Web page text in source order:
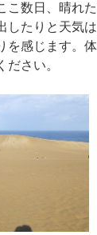
こ数日、晴れた
したりと天気は
を感じます。体
さい。